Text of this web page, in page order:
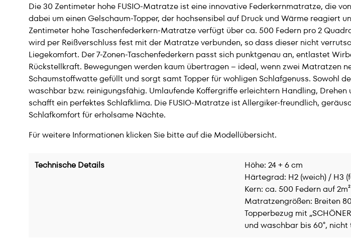
Die 30 Zentimeter hohe FUSIO-Matratze ist eine innovative Federkernmatratze, die
dabei um einen Gelschaum-Topper, der hochsensibel auf Druck und Wärme reagiert
Zentimeter hohe Taschenfederkern-Matratze verfügt über ca. 500 Federn pro 2
wird per Reißverschluss fest mit der Matratze verbunden, so dass dieser nicht
Liegekomfort. Der 7-Zonen-Taschenfederkern passt sich punktgenau an, entlastet
Rückstellkraft. Bewegungen werden kaum übertragen – ideal, wenn zwei Matratzen
Schaumstoffwatte gefüllt und sorgt samt Topper für wohligen Schlafgenuss. Sowohl
waschbar bzw. reinigungsfähig. Umlaufende Koffergriffe erleichtern Handling,
schafft ein perfektes Schlafklima. Die FUSIO-Matratze ist Allergiker-freundlich,
Schlafkomfort für erholsame Nächte.
Für weitere Informationen klicken Sie bitte auf die Modellübersicht.
Technische Details
Höhe: 24 + 6 cm
Härtegrad: H2 (weich) / H3
Kern: ca. 500 Federn auf 2m²
Matratzengrößen: Breiten
Topperbezug mit
und waschbar bis 60°,